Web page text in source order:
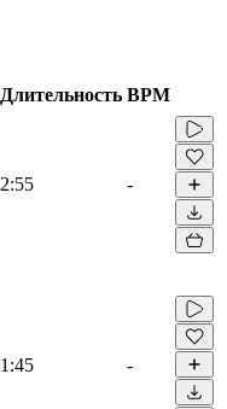
Длительность BPM
2:55 -
1:45 -